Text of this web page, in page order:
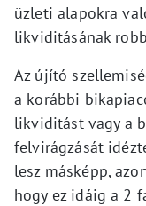
üzleti alapokra
likviditásának
Az újító
a korábbi
likviditást vagy a
felvirágzását
lesz másképp,
hogy ez idáig a 2